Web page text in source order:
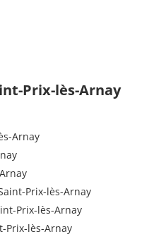
Prix-lès-Arnay
Arnay
Prix-lès-Arnay
Prix-lès-Arnay
Prix-lès-Arnay